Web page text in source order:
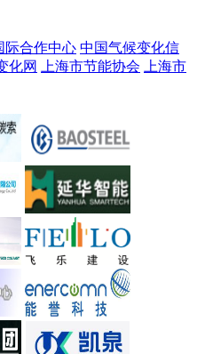
际合作中心 中国气候变化信
化网 上海市节能协会
上海市